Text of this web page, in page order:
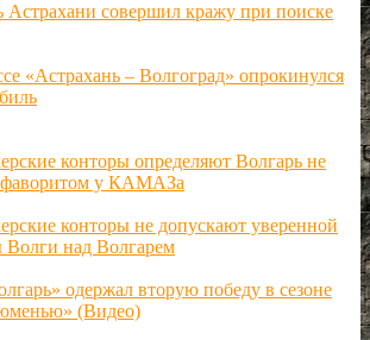
Астрахани совершил кражу при поиске
«Астрахань – Волгоград» опрокинулся
конторы определяют Волгарь не
у КАМАЗа
конторы не допускают уверенной
Волги над Волгарем
одержал вторую победу в сезоне
(Видео)